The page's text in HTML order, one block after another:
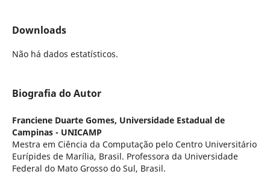
Downloads
Não há dados estatísticos.
Biografia do Autor
Franciene Duarte Gomes, Universidade Estadual de
Campinas - UNICAMP
Mestra em Ciência da Computação pelo Centro Universitário
Eurípides de Marília, Brasil. Professora da Universidade
Federal do Mato Grosso do Sul, Brasil.